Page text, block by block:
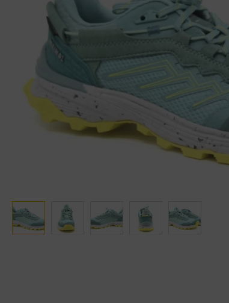
Pantoffels
Verbandschoenen (externe website)
Lowa
Meindl